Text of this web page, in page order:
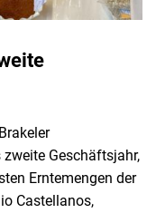
Geschäftsjahr,
Erntemengen der
Castellanos,